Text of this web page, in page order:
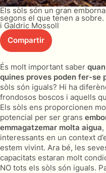
Els sòls són un gran
segons el que tenen a
i Galdric Mossoll
Compartir
És molt important saber
quines proves poden fer-se
sòls són iguals? Hi ha
frondosos boscos i aquells
Els sòls ens proporcionen
potencial per ser grans
emmagatzemar molta aigua
interessants en un context
estem vivint. Ara bé, les
capacitats estaran molt
NO tots els sòls són iguals.